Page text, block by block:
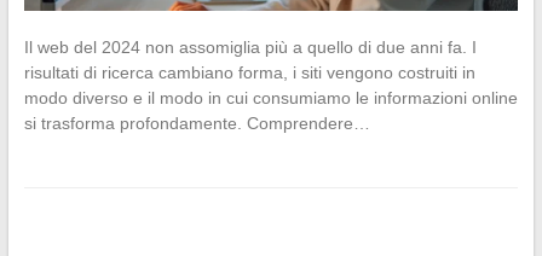
Il web del 2024 non assomiglia più a quello di due anni fa. I
risultati di ricerca cambiano forma, i siti vengono costruiti in
modo diverso e il modo in cui consumiamo le informazioni online
si trasforma profondamente. Comprendere…